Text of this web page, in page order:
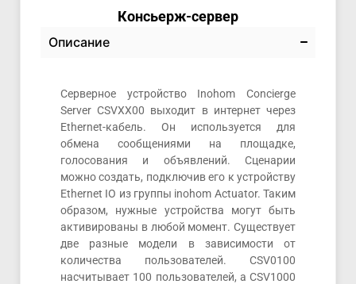
Консьерж-сервер
Описание
Серверное устройство Inohom Concierge
Server CSVXX00 выходит в интернет через
Ethernet-кабель. Он используется для
обмена сообщениями на площадке,
голосования и объявлений. Сценарии
можно создать, подключив его к устройству
Ethernet IO из группы inohom Actuator. Таким
образом, нужные устройства могут быть
активированы в любой момент. Существует
две разные модели в зависимости от
количества пользователей. CSV0100
насчитывает 100 пользователей, а CSV1000